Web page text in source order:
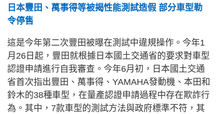
日本豐田、萬事得等被揭性能測試造假 部分車型勒
令停售
這是今年第二次豐田被曝在測試中違規操作。今年1
月26日起，豐田就根據日本國土交通省的要求對車型
認證申請進行自我審查。今年6月初，日本國土交通
省首次指出豐田、萬事得、YAMAHA發動機、本田和
鈴木的38種車型，在量產認證申請過程中存在欺詐行
為。其中，7款車型的測試方法與政府標準不符，其